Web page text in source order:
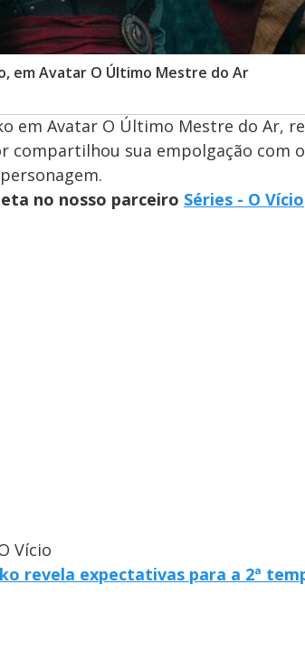
em Avatar O Último Mestre do Ar
em Avatar O Último Mestre do Ar,
compartilhou sua empolgação com
no nosso parceiro Séries - O Vício
Vício
revela expectativas para a 2ª